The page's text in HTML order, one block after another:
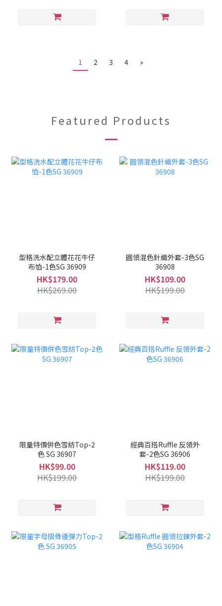
1 2 3 4 »
Featured Products
型格洗水配立體花花牛仔
布恤-1色SG 36909
HK$179.00
HK$269.00
圓領混色針織外套-3色SG
36908
HK$109.00
HK$199.00
限量特價併色雪紡Top-2
色 SG 36907
HK$99.00
HK$199.00
經典百搭Ruffle 反領外
套-2色SG 36906
HK$119.00
HK$199.00